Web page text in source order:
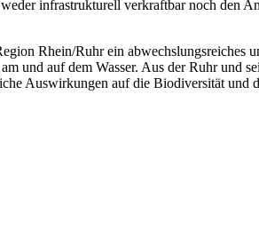
infrastrukturell verkraftbar noch den
Rhein/Ruhr ein abwechslungsreiches
und auf dem Wasser. Aus der Ruhr und
Auswirkungen auf die Biodiversität und